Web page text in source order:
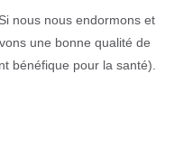
nous nous endormons et
une bonne qualité de
bénéfique pour la santé).